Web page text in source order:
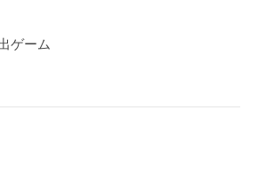
ゲーム